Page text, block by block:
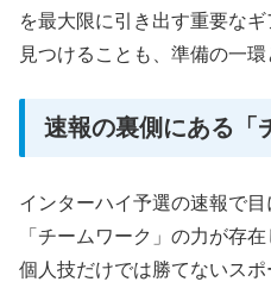
を最大限に引き出す重要な
見つけることも、準備の一環
速報の裏側にある「
インターハイ予選の速報で
「チームワーク」の力が存
個人技だけでは勝てないス